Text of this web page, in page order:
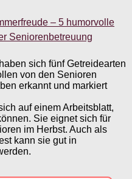
– 5 humorvolle
Seniorenbetreuung
sich fünf Getreidearten
von den Senioren
erkannt und markiert
auf einem Arbeitsblatt,
Sie eignet sich für
im Herbst. Auch als
kann sie gut in